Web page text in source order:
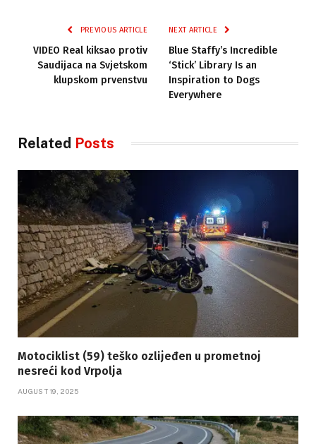
PREVIOUS ARTICLE
VIDEO Real kiksao protiv
Saudijaca na Svjetskom
klupskom prvenstvu
NEXT ARTICLE
Blue Staffy’s Incredible
‘Stick’ Library Is an
Inspiration to Dogs
Everywhere
Related Posts
Motociklist (59) teško ozlijeđen u prometnoj
nesreći kod Vrpolja
AUGUST 19, 2025